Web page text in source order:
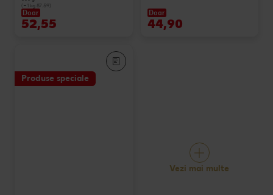
(=1 kg 87.59)
Doar
52,55
Doar
44,90
Produse speciale
Vezi mai multe